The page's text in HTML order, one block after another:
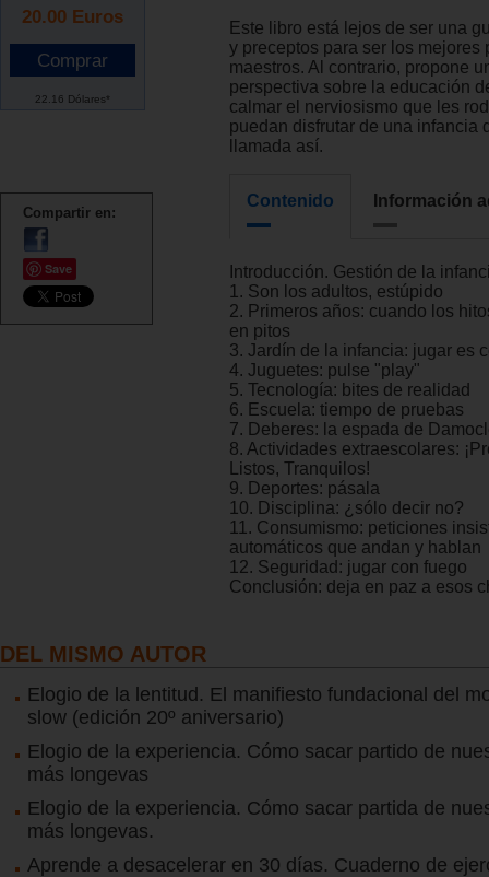
20.00 Euros
22.16 Dólares*
Compartir en:
Save
Este libro está lejos de ser una
y preceptos para ser los mejores
maestros. Al contrario, propone
perspectiva sobre la educación
calmar el nerviosismo que les
puedan disfrutar de una infancia
llamada así.
Contenido Información
Introducción. Gestión de la
1. Son los adultos, estúpido
2. Primeros años: cuando los
en pitos
3. Jardín de la infancia: jugar es
4. Juguetes: pulse "play"
5. Tecnología: bites de realidad
6. Escuela: tiempo de pruebas
7. Deberes: la espada de
8. Actividades extraescolares:
Listos, Tranquilos!
9. Deportes: pásala
10. Disciplina: ¿sólo decir no?
11. Consumismo: peticiones
automáticos que andan y hablan
12. Seguridad: jugar con fuego
Conclusión: deja en paz a esos
DEL MISMO AUTOR
Elogio de la lentitud. El manifiesto fundacional del
slow (edición 20º aniversario)
Elogio de la experiencia. Cómo sacar partido de
más longevas
Elogio de la experiencia. Cómo sacar partida de
más longevas.
Aprende a desacelerar en 30 días. Cuaderno de